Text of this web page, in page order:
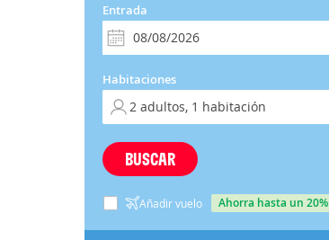
Entrada
Habitaciones
BUSCAR
Añadir vuelo ahorra hasta un 20%